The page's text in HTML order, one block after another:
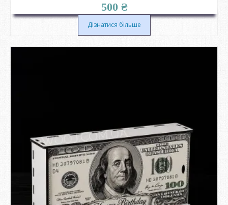
500 ₴
Дізнатися більше